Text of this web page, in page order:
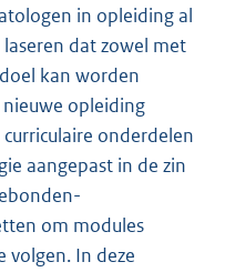
in opleiding al
dat zowel met
kan worden
nieuwe opleiding
onderdelen
aangepast in de zin
om modules
volgen. In deze